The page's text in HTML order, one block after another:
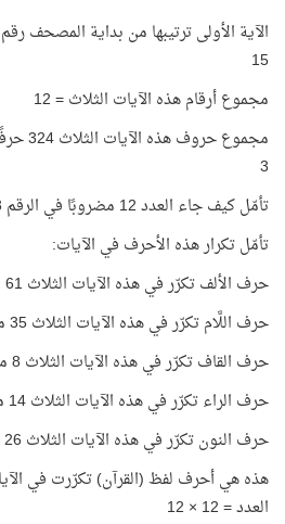
15
مجموع أرقام هذه الآيات الثلاث = 12
3
تأمّل كيف جاء العدد 12 مضروبًا في الرقم 3 ثلاث مرّات بعدد الآيات!
تأمّل تكرار هذه الأحرف في الآيات:
حرف الألف تكرّر في هذه الآيات الثلاث 61 مرّة.
حرف اللَّام تكرّر في هذه الآيات الثلاث 35 مرّة.
حرف القاف تكرّر في هذه الآيات الثلاث 8 مرّات.
حرف الراء تكرّر في هذه الآيات الثلاث 14 مرّة.
حرف النون تكرّر في هذه الآيات الثلاث 26 مرّة.
العدد = 12 × 12